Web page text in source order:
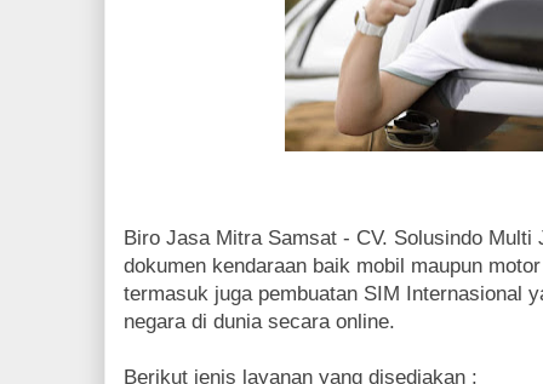
Biro Jasa Mitra Samsat - CV. Solusindo Multi
dokumen kendaraan baik mobil maupun
termasuk juga pembuatan SIM Internasional
negara di dunia secara online.
Berikut jenis layanan yang disediakan :